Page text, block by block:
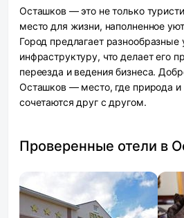
Осташков — это не только
место для жизни, наполненное
Город предлагает разнообразные
инфраструктуру, что делает его
переезда и ведения бизнеса.
Осташков — место, где природа и
сочетаются друг с другом.
Проверенные отели в